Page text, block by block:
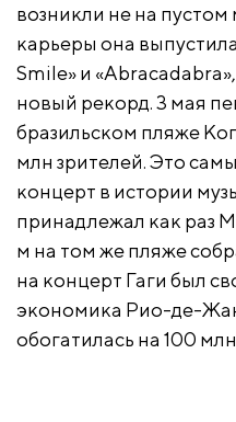
возникли не на пустом
карьеры она
Smile» и
новый рекорд. 3 мая
бразильском пляже
млн зрителей. Это
концерт в истории
принадлежал как раз
м на том же пляже
на концерт Гаги был
экономика Рио-де-
обогатилась на 100